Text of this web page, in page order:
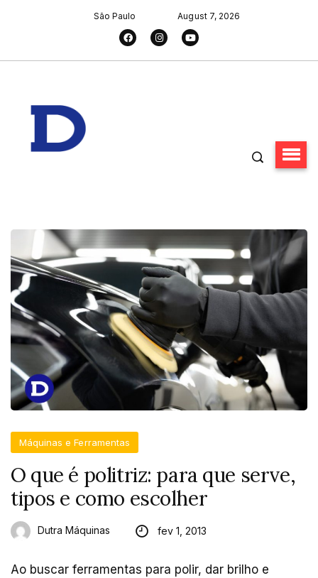
São Paulo August 7, 2026
Máquinas e Ferramentas
O que é politriz: para que serve,
tipos e como escolher
Dutra Máquinas fev 1, 2013
Ao buscar ferramentas para polir, dar brilho e